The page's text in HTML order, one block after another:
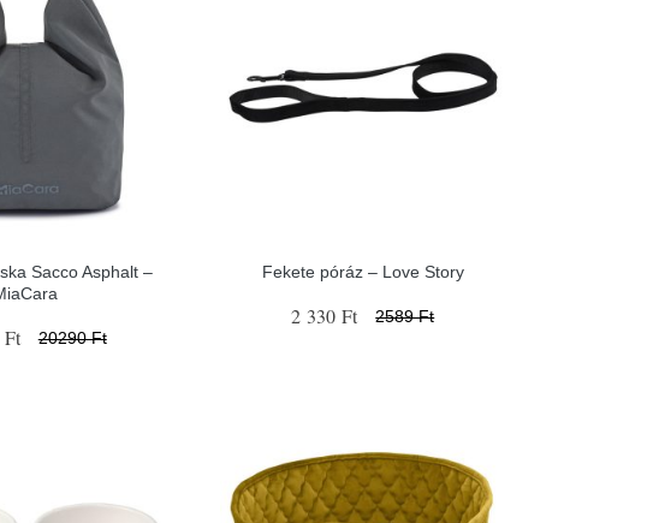
Sacco Asphalt –
Ft 20290 Ft
Fekete póráz – Love Story
2 330 Ft 2589 Ft